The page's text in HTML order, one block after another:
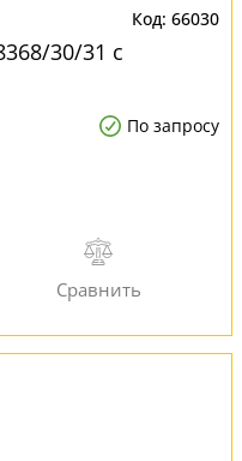
66030
30/31 с
По запросу